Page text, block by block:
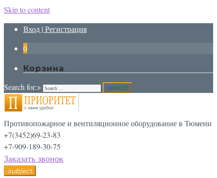
Skip to content
Вход | Регистрация
0
Корзина
Search for:> search
Противопожарное и вентиляционное оборудование в Тюмени
+7(3452)69-23-83
+7-909-189-30-75
Заказать звонок
subject